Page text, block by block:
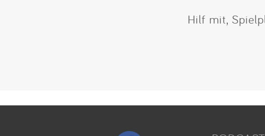
Hilf mit,